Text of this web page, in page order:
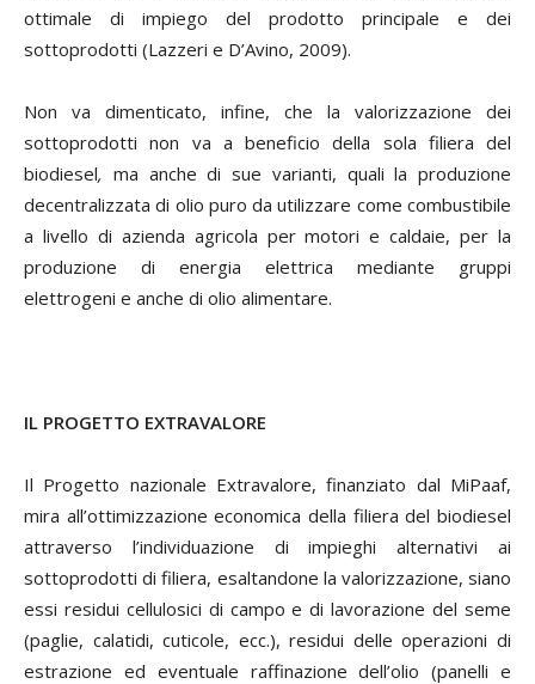
ottimale di impiego del prodotto principale e dei
sottoprodotti (Lazzeri e D’Avino, 2009).
Non va dimenticato, infine, che la valorizzazione dei
sottoprodotti non va a beneficio della sola filiera del
biodiesel, ma anche di sue varianti, quali la produzione
decentralizzata di olio puro da utilizzare come combustibile
a livello di azienda agricola per motori e caldaie, per la
produzione di energia elettrica mediante gruppi
elettrogeni e anche di olio alimentare.
IL PROGETTO EXTRAVALORE
Il Progetto nazionale Extravalore, finanziato dal MiPaaf,
mira all’ottimizzazione economica della filiera del biodiesel
attraverso l’individuazione di impieghi alternativi ai
sottoprodotti di filiera, esaltandone la valorizzazione, siano
essi residui cellulosici di campo e di lavorazione del seme
(paglie, calatidi, cuticole, ecc.), residui delle operazioni di
estrazione ed eventuale raffinazione dell’olio (panelli e